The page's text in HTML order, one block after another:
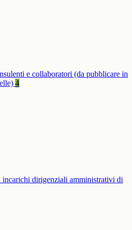
e collaboratori (da pubblicare in
4
dirigenziali amministrativi di